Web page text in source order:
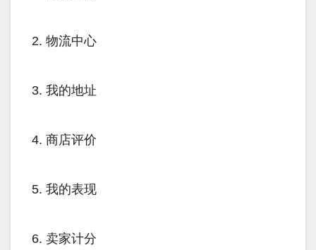
2. 物流中心
3. 我的地址
4. 商店评价
5. 我的表现
6. 卖家计分